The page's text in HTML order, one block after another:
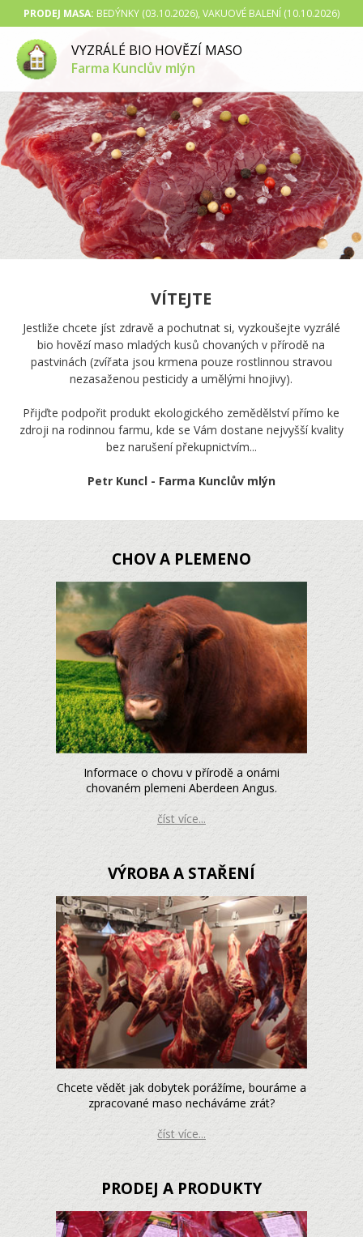
PRODEJ MASA: BEDÝNKY (03.10.2026), VAKUOVÉ BALENÍ (10.10.2026)
VYZRÁLÉ BIO HOVĚZÍ MASO
Farma Kunclův mlýn
VÍTEJTE
Jestliže chcete jíst zdravě a pochutnat si, vyzkoušejte vyzrálé
bio hovězí maso mladých kusů chovaných v přírodě na
pastvinách (zvířata jsou krmena pouze rostlinnou stravou
nezasaženou pesticidy a umělými hnojivy).
Přijďte podpořit produkt ekologického zemědělství přímo ke
zdroji na rodinnou farmu, kde se Vám dostane nejvyšší kvality
bez narušení překupnictvím...
Petr Kuncl - Farma Kunclův mlýn
CHOV A PLEMENO
Informace o chovu v přírodě a onámi
chovaném plemeni Aberdeen Angus.
číst více...
VÝROBA A STAŘENÍ
Chcete vědět jak dobytek porážíme, bouráme a
zpracované maso necháváme zrát?
číst více...
PRODEJ A PRODUKTY